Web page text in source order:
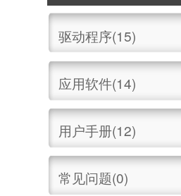
驱动程序(15)
应用软件(14)
用户手册(12)
常见问题(0)